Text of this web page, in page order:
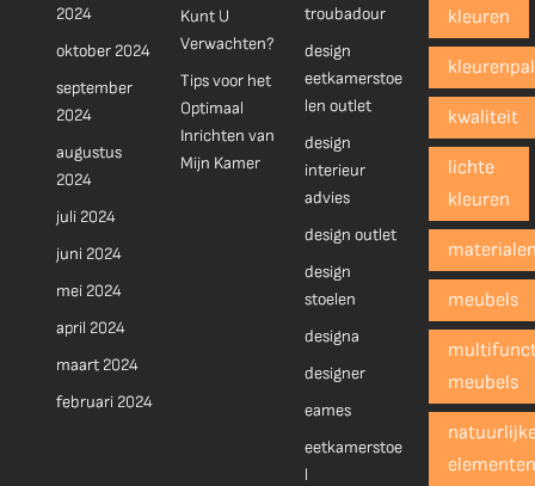
2024
oktober 2024
september
2024
augustus
2024
juli 2024
juni 2024
mei 2024
april 2024
maart 2024
februari 2024
Kunt U
Verwachten?
Tips voor het
Optimaal
Inrichten van
Mijn Kamer
troubadour
design
eetkamerstoe
len outlet
design
interieur
advies
design outlet
design
stoelen
designa
designer
eames
eetkamerstoe
l
kleuren
kwaliteit
lichte
kleuren
meubels
meubels